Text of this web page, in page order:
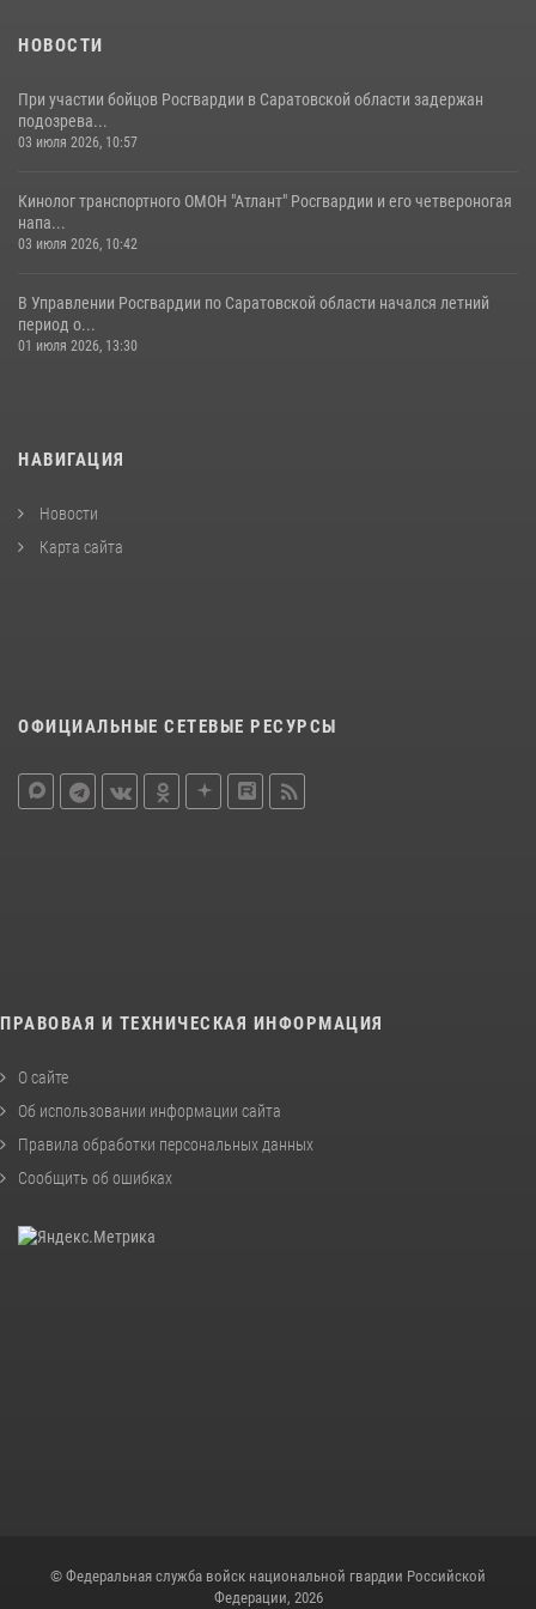
05 августа 2026, 12:55
НОВОСТИ
При участии бойцов Росгвардии в Саратовской области задержан
подозрева...
03 июля 2026, 10:57
Кинолог транспортного ОМОН "Атлант" Росгвардии и его четвероногая
напа...
03 июля 2026, 10:42
В Управлении Росгвардии по Саратовской области начался летний
период о...
01 июля 2026, 13:30
НАВИГАЦИЯ
Новости
Карта сайта
ОФИЦИАЛЬНЫЕ СЕТЕВЫЕ РЕСУРСЫ
ПРАВОВАЯ И ТЕХНИЧЕСКАЯ ИНФОРМАЦИЯ
О сайте
Об использовании информации сайта
Правила обработки персональных данных
Сообщить об ошибках
© Федеральная служба войск национальной гвардии Российской
Федерации, 2026